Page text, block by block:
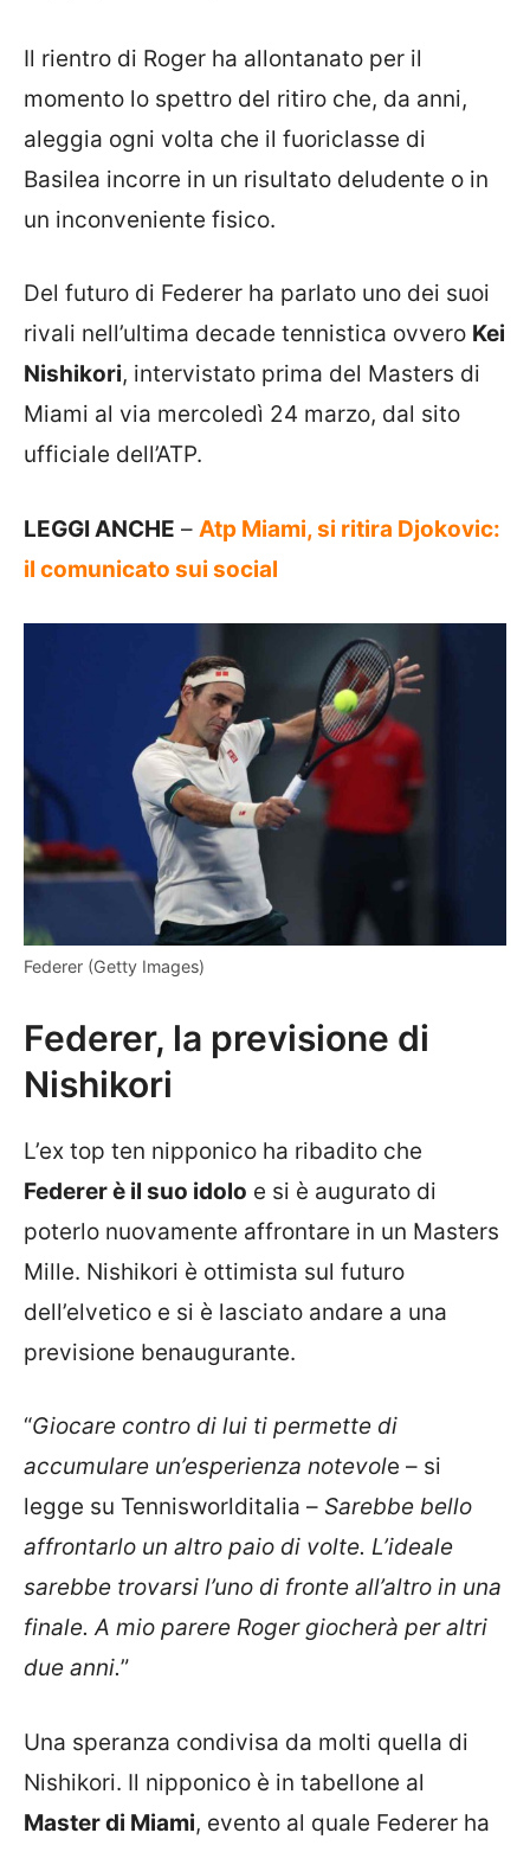
Il rientro di Roger ha allontanato per il
momento lo spettro del ritiro che, da anni,
aleggia ogni volta che il fuoriclasse di
Basilea incorre in un risultato deludente o in
un inconveniente fisico.
Del futuro di Federer ha parlato uno dei suoi
rivali nell’ultima decade tennistica ovvero Kei
Nishikori, intervistato prima del Masters di
Miami al via mercoledì 24 marzo, dal sito
ufficiale dell’ATP.
LEGGI ANCHE – Atp Miami, si ritira Djokovic:
il comunicato sui social
Federer (Getty Images)
Federer, la previsione di
Nishikori
L’ex top ten nipponico ha ribadito che
Federer è il suo idolo e si è augurato di
poterlo nuovamente affrontare in un Masters
Mille. Nishikori è ottimista sul futuro
dell’elvetico e si è lasciato andare a una
previsione benaugurante.
“Giocare contro di lui ti permette di
accumulare un’esperienza notevole – si
legge su Tennisworlditalia – Sarebbe bello
affrontarlo un altro paio di volte. L’ideale
sarebbe trovarsi l’uno di fronte all’altro in una
finale. A mio parere Roger giocherà per altri
due anni.”
Una speranza condivisa da molti quella di
Nishikori. Il nipponico è in tabellone al
Master di Miami, evento al quale Federer ha